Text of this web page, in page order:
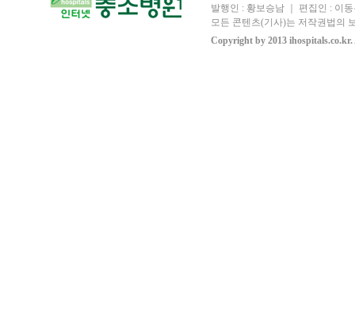
발행인 : 황보승남 ｜ 편집인 : 이
모든 콘텐츠(기사)는 저작권법의
Copyright by 2013 ihospitals.co.kr.